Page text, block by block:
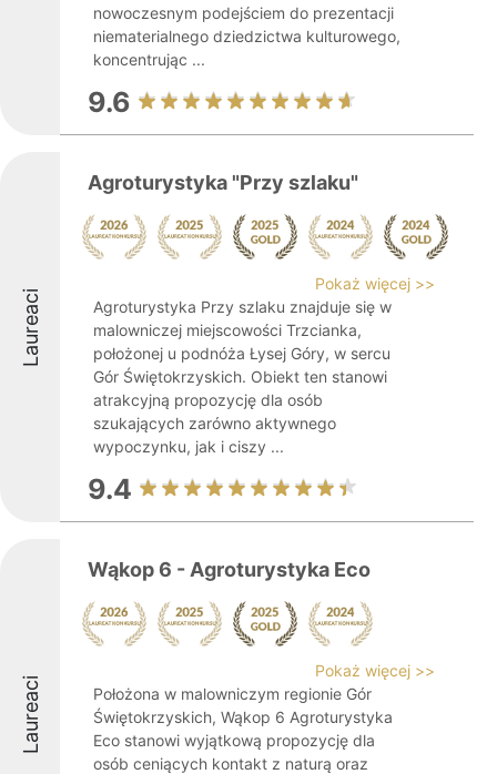
nowoczesnym podejściem do prezentacji
niematerialnego dziedzictwa kulturowego,
koncentrując ...
9.6
Laureaci
Agroturystyka "Przy szlaku"
Pokaż więcej >>
Agroturystyka Przy szlaku znajduje się w
malowniczej miejscowości Trzcianka,
położonej u podnóża Łysej Góry, w sercu
Gór Świętokrzyskich. Obiekt ten stanowi
atrakcyjną propozycję dla osób
szukających zarówno aktywnego
wypoczynku, jak i ciszy ...
9.4
Laureaci
Wąkop 6 - Agroturystyka Eco
Pokaż więcej >>
Położona w malowniczym regionie Gór
Świętokrzyskich, Wąkop 6 Agroturystyka
Eco stanowi wyjątkową propozycję dla
osób ceniących kontakt z naturą oraz